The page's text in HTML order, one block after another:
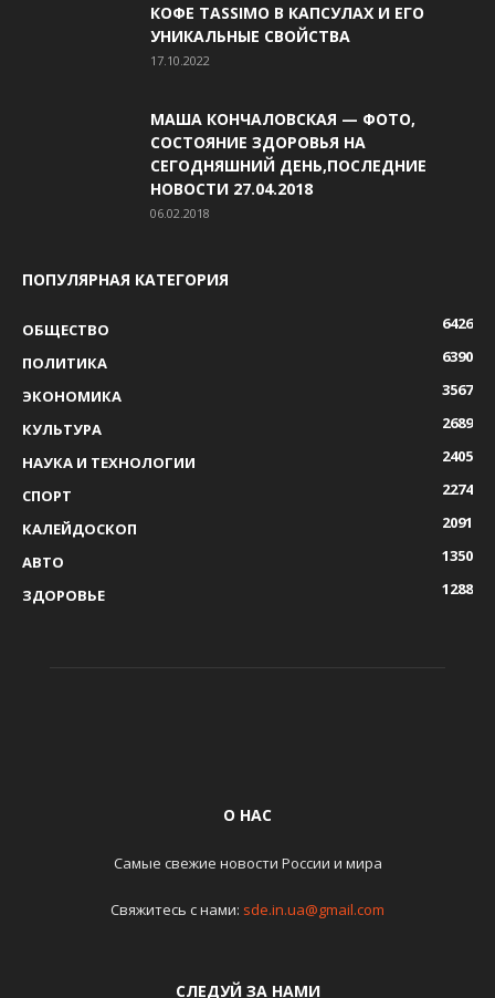
КОФЕ TASSIMO В КАПСУЛАХ И ЕГО
УНИКАЛЬНЫЕ СВОЙСТВА
17.10.2022
МАША КОНЧАЛОВСКАЯ — ФОТО,
СОСТОЯНИЕ ЗДОРОВЬЯ НА
СЕГОДНЯШНИЙ ДЕНЬ,ПОСЛЕДНИЕ
НОВОСТИ 27.04.2018
06.02.2018
ПОПУЛЯРНАЯ КАТЕГОРИЯ
ОБЩЕСТВО
6426
ПОЛИТИКА
6390
ЭКОНОМИКА
3567
КУЛЬТУРА
2689
НАУКА И ТЕХНОЛОГИИ
2405
СПОРТ
2274
КАЛЕЙДОСКОП
2091
АВТО
1350
ЗДОРОВЬЕ
1288
О НАС
Самые свежие новости России и мира
Свяжитесь с нами: sde.in.ua@gmail.com
СЛЕДУЙ ЗА НАМИ